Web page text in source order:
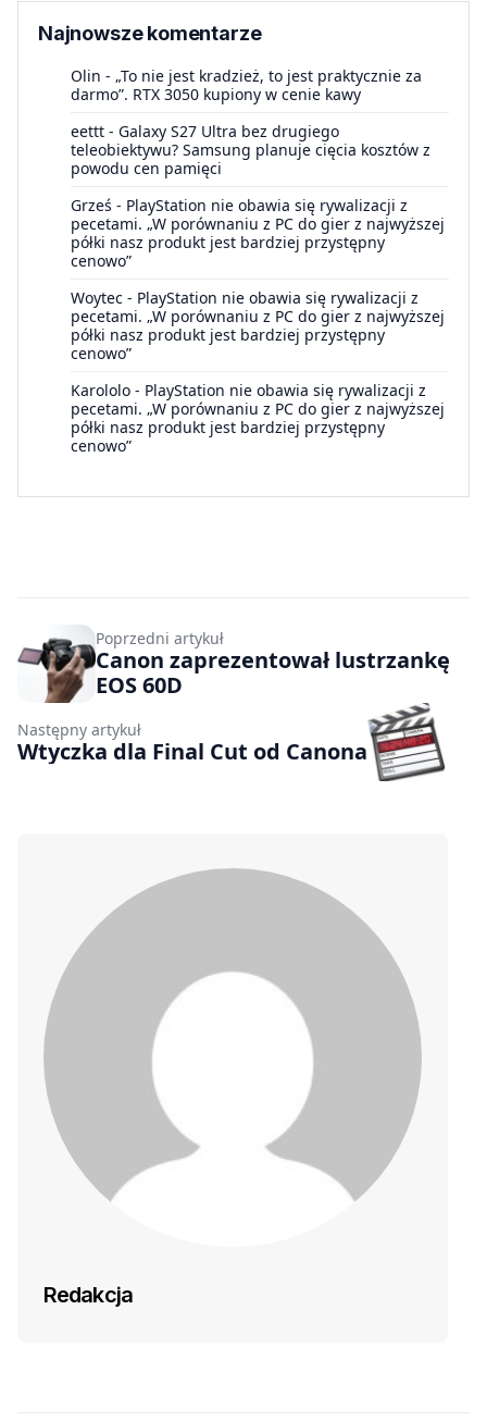
Najnowsze komentarze
Olin - „To nie jest kradzież, to jest praktycznie za
darmo”. RTX 3050 kupiony w cenie kawy
eettt - Galaxy S27 Ultra bez drugiego
teleobiektywu? Samsung planuje cięcia kosztów z
powodu cen pamięci
Grześ - PlayStation nie obawia się rywalizacji z
pecetami. „W porównaniu z PC do gier z najwyższej
półki nasz produkt jest bardziej przystępny
cenowo”
Woytec - PlayStation nie obawia się rywalizacji z
pecetami. „W porównaniu z PC do gier z najwyższej
półki nasz produkt jest bardziej przystępny
cenowo”
Karololo - PlayStation nie obawia się rywalizacji z
pecetami. „W porównaniu z PC do gier z najwyższej
półki nasz produkt jest bardziej przystępny
cenowo”
Poprzedni artykuł
Canon zaprezentował lustrzankę
EOS 60D
Następny artykuł
Wtyczka dla Final Cut od Canona
Redakcja